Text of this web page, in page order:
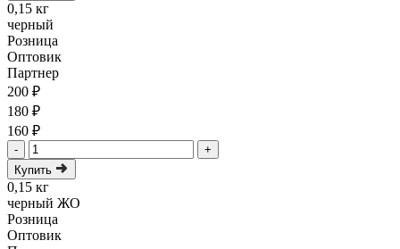
0,15 кг
черный
Розница
Оптовик
Партнер
200 ₽
180 ₽
160 ₽
-
+
Купить
0,15 кг
черный ЖО
Розница
Оптовик